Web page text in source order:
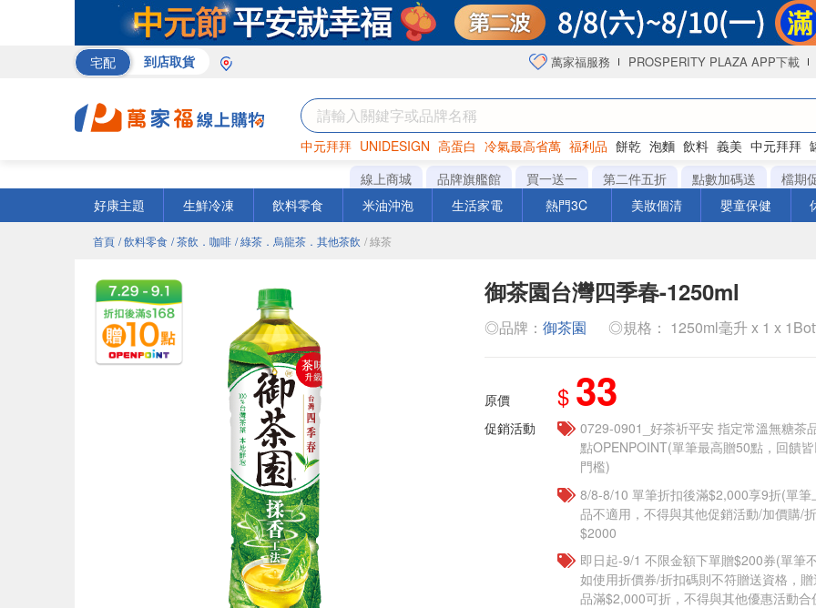
宅配 到店取貨 萬家福服務 PROSPERITY PLAZA APP下載
中元拜拜 UNIDESIGN 高蛋白 冷氣最高省萬 福利品 餅乾 泡麵 飲料 義美 中元拜拜
巧克力 衛生紙 咖啡
線上商城 品牌旗艦館 買一送一 第二件五折 點數加碼送
檔期
好康主題
生鮮冷凍 飲料零食 米油沖泡 生活家電 熱門3C 美妝個清 嬰童保健
首頁 / 飲料零食 / 茶飲．咖啡 / 綠茶．烏龍茶．其他茶飲 / 綠茶
御茶園台灣四季春-1250ml
◎品牌： 御茶園 ◎規格： 1250ml毫升 x 1 x
原價 $ 33
促銷活動
​​0729-0901_好茶祈平安 指定常溫無糖茶
點OPENPOINT(單筆最高贈50點，回饋
門檻)
8/8-8/10 單筆折扣後滿$2,000享9折(單
品不適用，不得與其他促銷活動/加價購/
$2000
即日起-9/1 不限金額下單贈$200券(單筆
如使用折價券/折扣碼則不符贈送資格，
品滿$2,000可折，不得與其他優惠活動合